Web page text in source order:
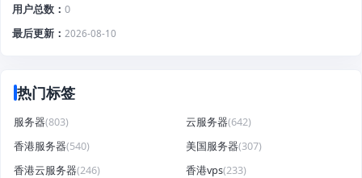
用户总数
0
最后更新
2026-08-10
热门标签
服务器(803) 云服务器(642)
香港服务器(540) 美国服务器(307)
香港云服务器(246) 香港vps(233)